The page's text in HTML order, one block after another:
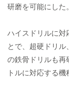
研磨を可能にした。
ハイスドリルに対
とで、超硬ドリ
の鉄骨ドリルも
トルに対応する